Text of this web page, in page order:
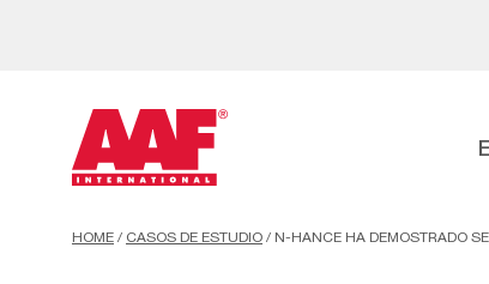
HOME / CASOS DE ESTUDIO / N-HANCE HA DEMOSTRADO